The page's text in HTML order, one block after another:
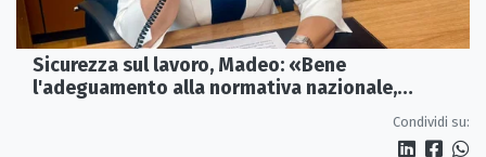
Sicurezza sul lavoro, Madeo: «Bene
l'adeguamento alla normativa nazionale,
Condividi su: